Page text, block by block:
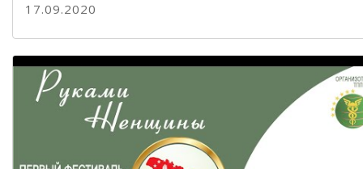
17.09.2020